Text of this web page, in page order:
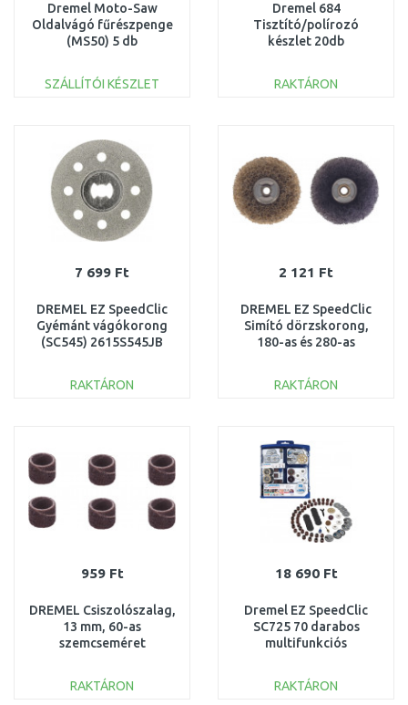
Dremel Moto-Saw
Oldalvágó fűrészpenge
(MS50) 5 db
SZÁLLÍTÓI KÉSZLET
Összehasonlítás
Dremel 684
Tisztító/polírozó
készlet 20db
RAKTÁRON
7 699 Ft
DREMEL EZ SpeedClic
Gyémánt vágókorong
(SC545) 2615S545JB
RAKTÁRON
2 121 Ft
DREMEL EZ SpeedClic
Simító dörzskorong,
180-as és 280-as
2615S511JA
RAKTÁRON
Összehasonlítás
959 Ft
DREMEL Csiszolószalag,
13 mm, 60-as
szemcseméret
RAKTÁRON
18 690 Ft
Dremel EZ SpeedClic
SC725 70 darabos
multifunkciós
2615E725JA
RAKTÁRON